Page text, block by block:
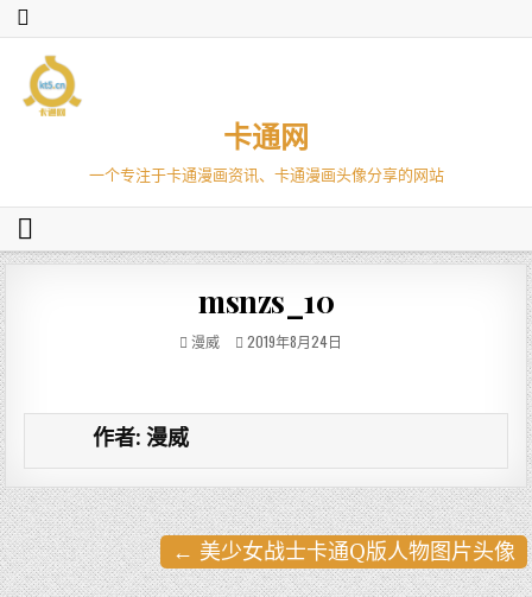
卡通网
一个专注于卡通漫画资讯、卡通漫画头像分享的网站
msnzs_10
漫威 2019年8月24日
作者: 漫威
文 ← 美少女战士卡通Q版人物图片头像